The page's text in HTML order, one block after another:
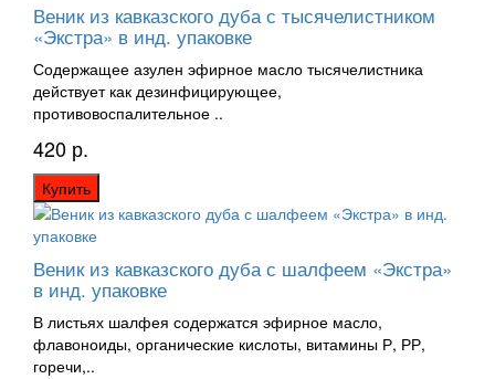
Веник из кавказского дуба с тысячелистником
«Экстра» в инд. упаковке
Содержащее азулен эфирное масло тысячелистника
действует как дезинфицирующее,
противовоспалительное ..
420 р.
Купить
Веник из кавказского дуба с шалфеем «Экстра»
в инд. упаковке
В листьях шалфея содержатся эфирное масло,
флавоноиды, органические кислоты, витамины Р, РР,
горечи,..